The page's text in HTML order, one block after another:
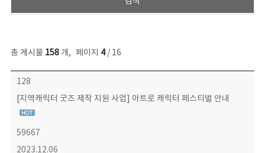
총 게시물 158개, 페이지 4/ 16
콘텐츠이슈 목록 - 번호, 제목, 작성자, 파일, 조회수, 작성일 정보 제공
128
[지역캐릭터 굿즈 제작 지원 사업] 아트로 캐릭터 페스티벌 안내
59667
2023.12.06